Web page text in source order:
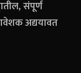
संपूर्ण
अद्ययावत